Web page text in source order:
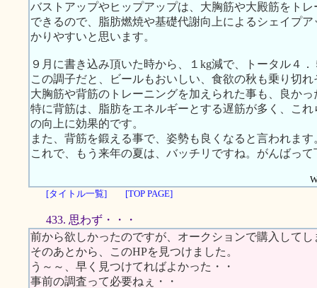
バストアップやヒップアップは、大胸筋や大殿筋をト
できるので、脂肪燃焼や基礎代謝向上によるシェイプ
かりやすいと思います。
９月に書き込み頂いた時から、１kg減で、トータル４
この調子だと、ビールもおいしい、食欲の秋も乗り切
大胸筋や背筋のトレーニングを加えられた事も、良か
特に背筋は、脂肪をエネルギーとする遅筋が多く、こ
の向上に効果的です。
また、背筋を鍛える事で、姿勢も良くなると言われます
これで、もう来年の夏は、バッチリですね。がんばって
[タイトル一覧]
[TOP PAGE]
433. 思わず・・・
前から欲しかったのですが、オークションで購入してし
そのあとから、このHPを見つけました。
う～～、早く見つけてればよかった・・
事前の調査って必要ねぇ・・